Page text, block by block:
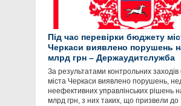
Під час перевірки бюджету
Черкаси виявлено порушень
млрд грн – Держаудитслужба
За результатами контрольних
міста Черкаси виявлено порушень,
неефективних управлінських рішень
млрд грн, з них таких, що призвели до